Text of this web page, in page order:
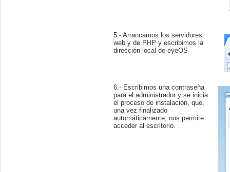
5.- Arrancamos los servidores
web y de PHP y escribimos la
dirección local de eyeOS
6.- Escribimos una contraseña
para el administrador y se inicia
el proceso de instalación, que,
una vez finalizado
automáticamente, nos permite
acceder al escritorio.